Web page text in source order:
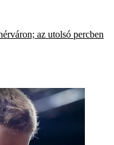
az utolsó percben